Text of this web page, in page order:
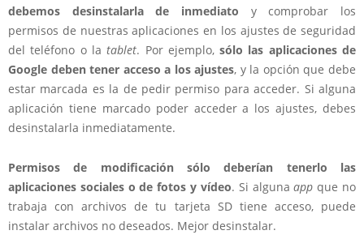
debemos desinstalarla de inmediato y comprobar los
permisos de nuestras aplicaciones en los ajustes de seguridad
del teléfono o latablet. Por ejemplo,sólo las aplicaciones de
Google deben tener acceso a los ajustes, y la opción que debe
estar marcada es la de pedir permiso para acceder. Si alguna
aplicación tiene marcado poder acceder a los ajustes, debes
desinstalarla inmediatamente.
Permisos de modificación sólo deberían tenerlo las
aplicaciones sociales o de fotos y vídeo. Si algunaapp que no
trabaja con archivos de tu tarjeta SD tiene acceso, puede
instalar archivos no deseados. Mejor desinstalar.